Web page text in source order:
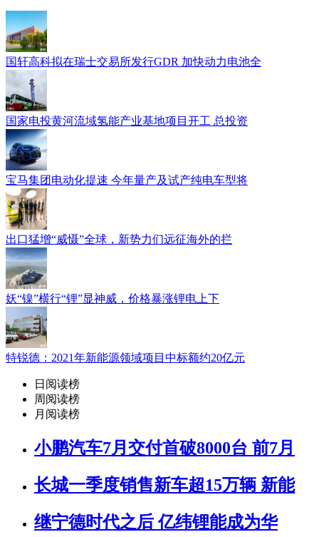
国轩高科拟在瑞士交易所发行GDR 加快动力电池全
国家电投黄河流域氢能产业基地项目开工 总投资
宝马集团电动化提速 今年量产及试产纯电车型将
出口猛增“威慑”全球，新势力们远征海外的拦
妖“镍”横行“锂”显神威，价格暴涨锂电上下
特锐德：2021年新能源领域项目中标额约20亿元
日阅读榜
周阅读榜
月阅读榜
小鹏汽车7月交付首破8000台 前7月
长城一季度销售新车超15万辆 新能
继宁德时代之后 亿纬锂能成为华